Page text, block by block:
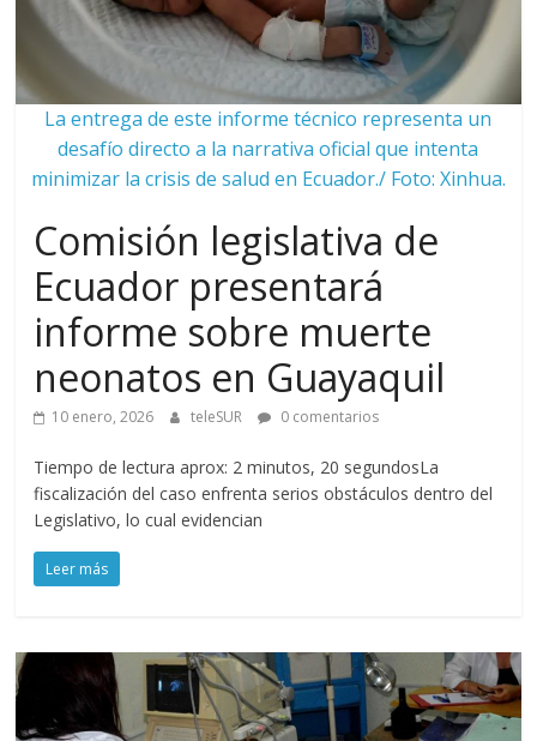
La entrega de este informe técnico representa un
desafío directo a la narrativa oficial que intenta
minimizar la crisis de salud en Ecuador./ Foto: Xinhua.
Comisión legislativa de
Ecuador presentará
informe sobre muerte
neonatos en Guayaquil
10 enero, 2026 teleSUR 0 comentarios
Tiempo de lectura aprox: 2 minutos, 20 segundosLa
fiscalización del caso enfrenta serios obstáculos dentro del
Legislativo, lo cual evidencian
Leer más